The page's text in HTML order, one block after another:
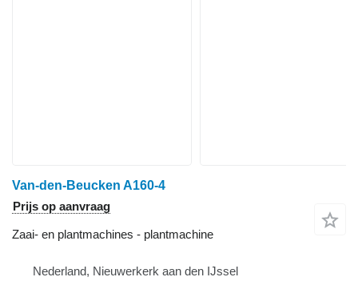
Van-den-Beucken A160-4
Prijs op aanvraag
Zaai- en plantmachines - plantmachine
Nederland, Nieuwerkerk aan den IJssel